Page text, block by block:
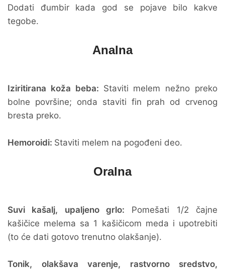
Dodati đumbir kada god se pojave bilo kakve
tegobe.
Analna
Iziritirana koža beba: Staviti melem nežno preko
bolne površine; onda staviti fin prah od crvenog
bresta preko.
Hemoroidi: Staviti melem na pogođeni deo.
Oralna
Suvi kašalj, upaljeno grlo: Pomešati 1/2 čajne
kašičice melema sa 1 kašičicom meda i upotrebiti
(to će dati gotovo trenutno olakšanje).
Tonik, olakšava varenje, rastvorno sredstvo,